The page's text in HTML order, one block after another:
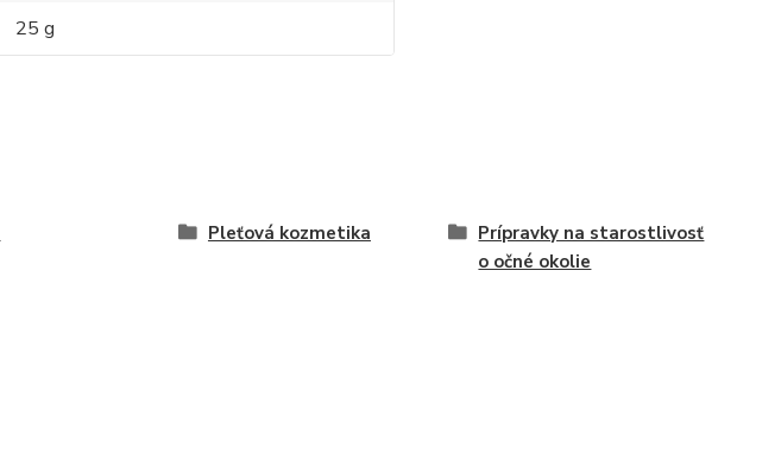
25 g
Pleťová kozmetika
Prípravky na starostlivosť
o očné okolie